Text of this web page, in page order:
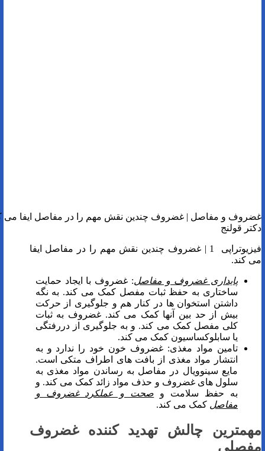
غضروف و مفاصل | غضروف چندین نقش مهم را در مفاصل ایفا می
دکتر قولنج
فیزیوتراپی 1 | غضروف چندین نقش مهم را در مفاصل ایفا
می کند.
پایداری غضروف و مفاصل: غضروف با ایجاد حمایت
ساختاری به حفظ ثبات مفصل کمک می کند. به نگه
داشتن استخوان ها در کنار هم و جلوگیری از حرکت
بیش از حد بین آنها کمک می کند. غضروف به ثبات
کلی مفصل کمک می کند. و به جلوگیری از دررفتگی
یا سابلوکساسیون کمک می کند.
تامین مواد مغذی: غضروف خون خود را ندارد و به
انتشار مواد مغذی از بافت های اطراف متکی است.
مایع سینوویال در مفاصل به رساندن مواد مغذی به
سلول های غضروف و حذف مواد زائد کمک می کند. و
به حفظ سلامت و صحت و عملکرد غضروف و
مفاصل کمک می کند.
مهمترین چالش تهدید کننده غضروف
مفصلی